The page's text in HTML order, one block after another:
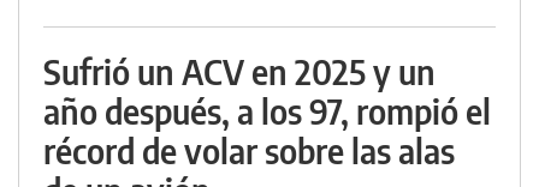
Sufrió un ACV en 2025 y un
año después, a los 97, rompió el
récord de volar sobre las alas